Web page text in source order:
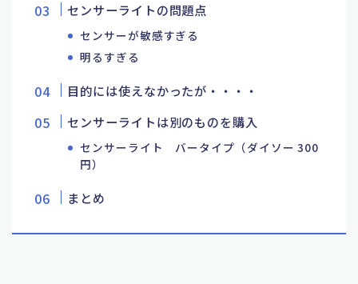
センサーライトの問題点
センサーが敏感すぎる
明るすぎる
目的には使えなかったが・・・・
センサーライトは別のものを購入
センサーライト バータイプ（ダイソー 300
円）
まとめ